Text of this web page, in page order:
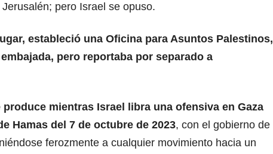
Jerusalén; pero Israel se opuso.
estableció una Oficina para Asuntos Palestinos,
pero reportaba por separado a
mientras Israel libra una ofensiva en Gaza
Hamas del 7 de octubre de 2023, con el gobierno de
ferozmente a cualquier movimiento hacia un